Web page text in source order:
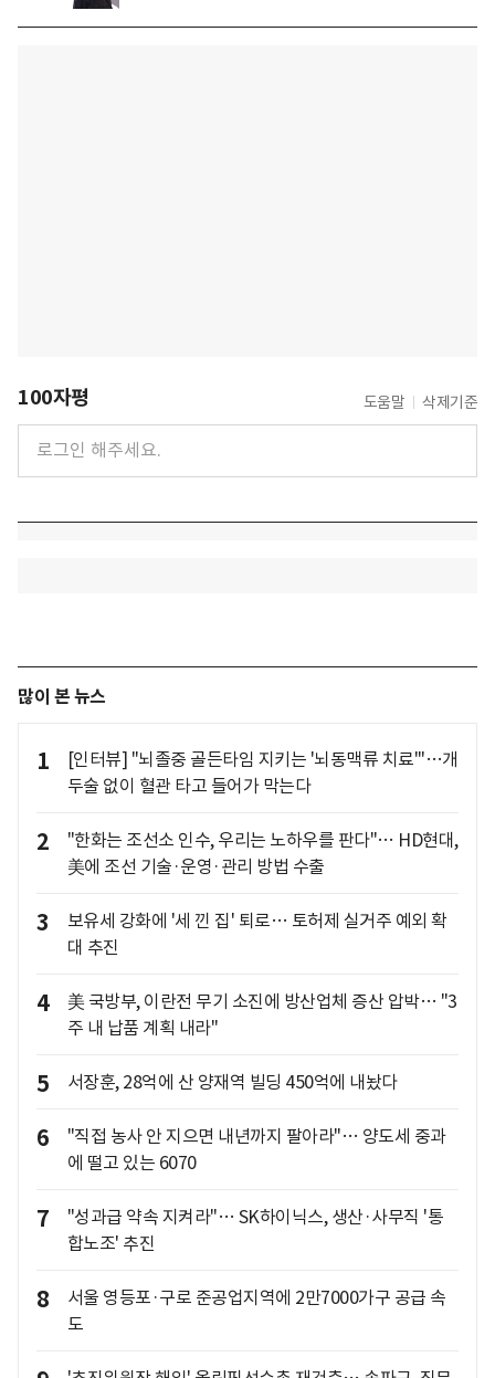
100자평 도움말 삭제기준
많이 본 뉴스
1
[인터뷰] "뇌졸중 골든타임 지키는 '뇌동맥류 치료'"…개
두술 없이 혈관 타고 들어가 막는다
2
"한화는 조선소 인수, 우리는 노하우를 판다"… HD현대,
美에 조선 기술·운영·관리 방법 수출
3
보유세 강화에 '세 낀 집' 퇴로… 토허제 실거주 예외 확
대 추진
4
美 국방부, 이란전 무기 소진에 방산업체 증산 압박… "3
주 내 납품 계획 내라"
5 서장훈, 28억에 산 양재역 빌딩 450억에 내놨다
6
"직접 농사 안 지으면 내년까지 팔아라"… 양도세 중과
에 떨고 있는 6070
7
"성과급 약속 지켜라"… SK하이닉스, 생산·사무직 '통
합노조' 추진
8
서울 영등포·구로 준공업지역에 2만7000가구 공급 속
도